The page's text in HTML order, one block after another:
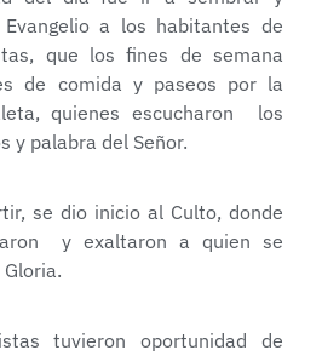
a los habitantes de
que los fines de semana
de comida y paseos por la
quienes escucharon los
y palabra del Señor.
se dio inicio al Culto, donde
y exaltaron a quien se
tuvieron oportunidad de